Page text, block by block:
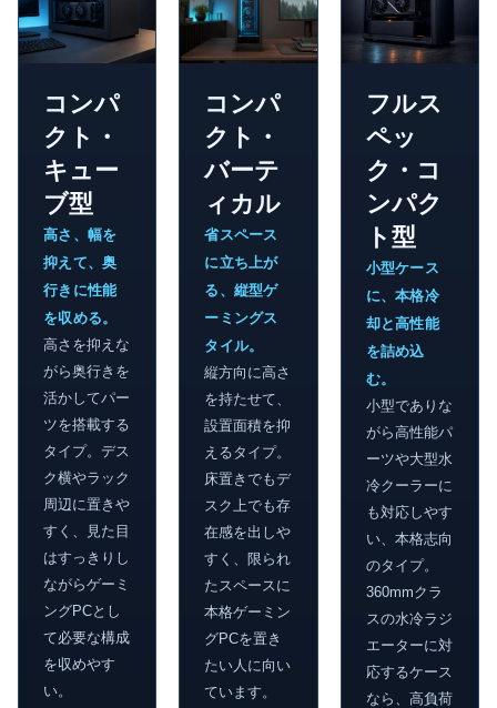
コンパ
クト・
キュー
ブ型
高さ、幅を
抑えて、奥
行きに性能
を収める。
高さを抑えな
がら奥行きを
活かしてパー
ツを搭載する
タイプ。デス
ク横やラック
周辺に置きや
すく、見た目
はすっきりし
ながらゲーミ
ングPCとし
て必要な構成
を収めやす
い。
コンパ
クト・
バーテ
ィカル
省スペース
に立ち上が
る、縦型ゲ
ーミングス
タイル。
縦方向に高さ
を持たせて、
設置面積を抑
えるタイプ。
床置きでもデ
スク上でも存
在感を出しや
すく、限られ
たスペースに
本格ゲーミン
グPCを置き
たい人に向い
ています。
フルス
ペッ
ク・コ
ンパク
ト型
小型ケース
に、本格冷
却と高性能
を詰め込
む。
小型でありな
がら高性能パ
ーツや大型水
冷クーラーに
も対応しやす
い、本格志向
のタイプ。
360mmクラ
スの水冷ラジ
エーターに対
応するケース
なら、高負荷